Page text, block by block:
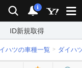
検索 通知
i
ID新規取得
ハツの車種一覧 ダイハ